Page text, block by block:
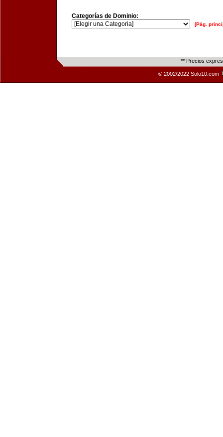
Categorías de Dominio:
[Pág.
** Precios
© 2002/2022 Solo10.com